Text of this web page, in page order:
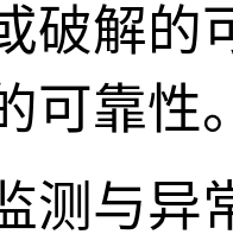
破解的
可靠性
测与异